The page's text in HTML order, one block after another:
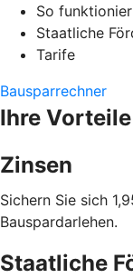
So
Staatliche
Tarife
Bausparrechner
Ihre Vorteile
Zinsen
Sichern Sie sich
Bauspardarlehen.
Staatliche